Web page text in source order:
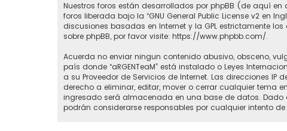
Nuestros foros están desarrollados por phpBB (de aquí en
foros liberada bajo la “GNU General Public License v2 en
discusiones basadas en Internet y la GPL estrictamente
sobre phpBB, por favor visite: https://www.phpbb.com/.
Acuerda no enviar ningun contenido abusivo, obsceno,
país donde “aRGENTeaM” está instalado o Leyes
a su Proveedor de Servicios de Internet. Las direcciones
derecho a eliminar, editar, mover o cerrar cualquier tema
ingresado será almacenada en una base de datos. Dado
podrán considerarse responsables por cualquier intento